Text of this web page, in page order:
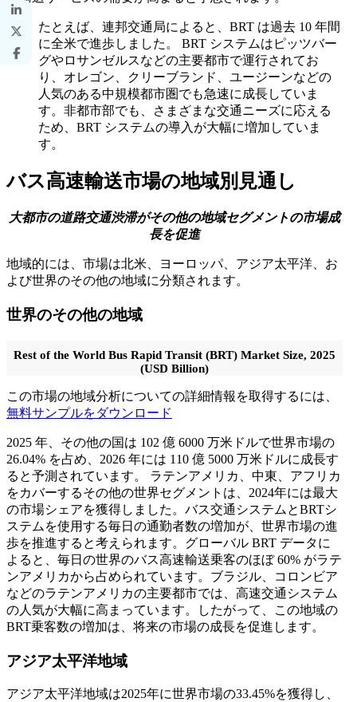
たとえば、連邦交通局によると、BRT は過去 10 年間
に全米で進歩しました。 BRT システムはピッツバー
グやロサンゼルスなどの主要都市で運行されてお
り、オレゴン、クリーブランド、ユージーンなどの
人気のある中規模都市圏でも急速に成長していま
す。非都市部でも、さまざまな交通ニーズに応える
ため、BRT システムの導入が大幅に増加していま
す。
バス高速輸送市場の地域別見通し
大都市の道路交通渋滞がその他の地域セグメントの市場成
長を促進
地域的には、市場は北米、ヨーロッパ、アジア太平洋、お
よび世界のその他の地域に分類されます。
世界のその他の地域
Rest of the World Bus Rapid Transit (BRT) Market Size, 2025
(USD Billion)
この市場の地域分析についての詳細情報を取得するには、
無料サンプルをダウンロード
2025 年、その他の国は 102 億 6000 万米ドルで世界市場の
26.04% を占め、2026 年には 110 億 5000 万米ドルに成長す
ると予測されています。
ラテンアメリカ、中東、アフリカ
をカバーするその他の世界セグメントは、2024年には最大
の市場シェアを獲得しました。バス交通システムとBRTシ
ステムを使用する毎日の通勤者数の増加が、世界市場の進
歩を推進すると考えられます。グローバル BRT データに
よると、毎日の世界のバス高速輸送乗客のほぼ 60% がラテ
ンアメリカから占められています。ブラジル、コロンビア
などのラテンアメリカの主要都市では、高速交通システム
の人気が大幅に高まっています。したがって、この地域の
BRT乗客数の増加は、将来の市場の成長を促進します。
アジア太平洋地域
アジア太平洋地域は2025年に世界市場の33.45%を獲得し、